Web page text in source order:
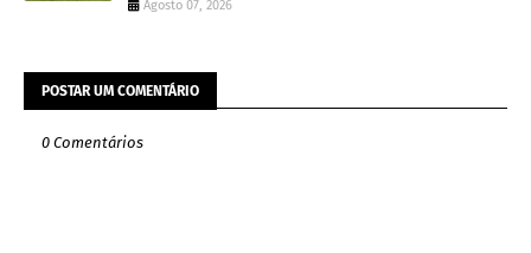
Agosto 07, 2026
POSTAR UM COMENTÁRIO
0 Comentários